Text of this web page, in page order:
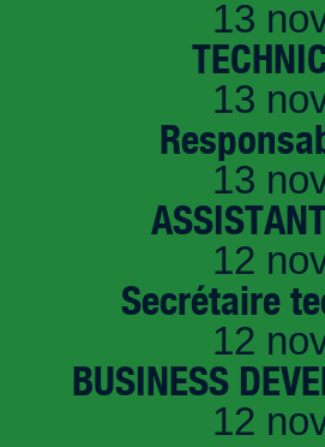
13
13
13
12
Secrétaire
12
BUSINESS
12